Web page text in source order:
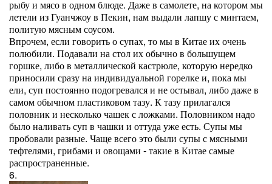
рыбу и мясо в одном блюде. Даже в самолете, на котором мы
летели из Гуанчжоу в Пекин, нам выдали лапшу с минтаем,
политую мясным соусом.
Впрочем, если говорить о супах, то мы в Китае их очень
полюбили. Подавали на стол их обычно в большущем
горшке, либо в металлической кастрюле, которую нередко
приносили сразу на индивидуальной горелке и, пока мы
ели, суп постоянно подогревался и не остывал, либо даже в
самом обычном пластиковом тазу. К тазу прилагался
половник и несколько чашек с ложками. Половником надо
было наливать суп в чашки и оттуда уже есть. Супы мы
пробовали разные. Чаще всего это были супы с мясными
тефтелями, грибами и овощами - такие в Китае самые
распространенные.
6.